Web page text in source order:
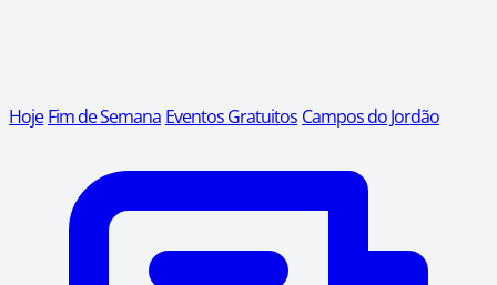
Hoje Fim de Semana Eventos Gratuitos Campos do Jordão